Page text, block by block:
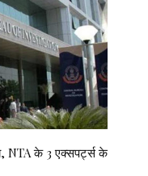
NTA के 3 एक्सपर्ट्स के